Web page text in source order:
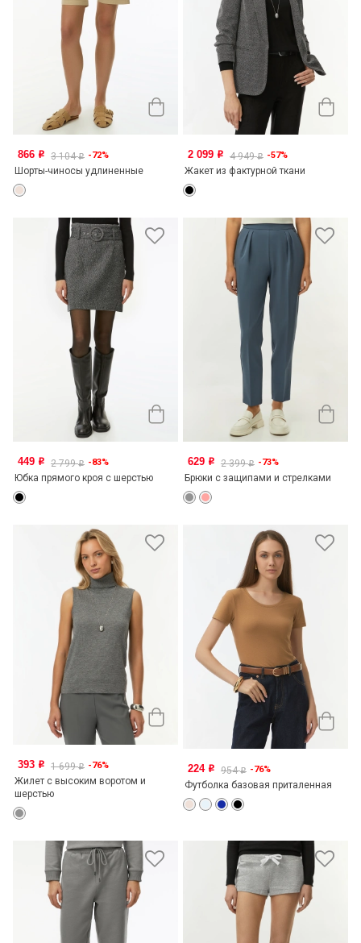
866 o 3 104o -72%
Шорты-чиносы удлиненные
2 099 o 4 949o -57%
Жакет из фактурной ткани
449 o 2 799o -83%
Юбка прямого кроя с шерстью
629 o 2 399o -73%
Брюки с защипами и стрелками
393 o 1 699o -76%
Жилет с высоким воротом и
шерстью
224 o 954o -76%
Футболка базовая приталенная